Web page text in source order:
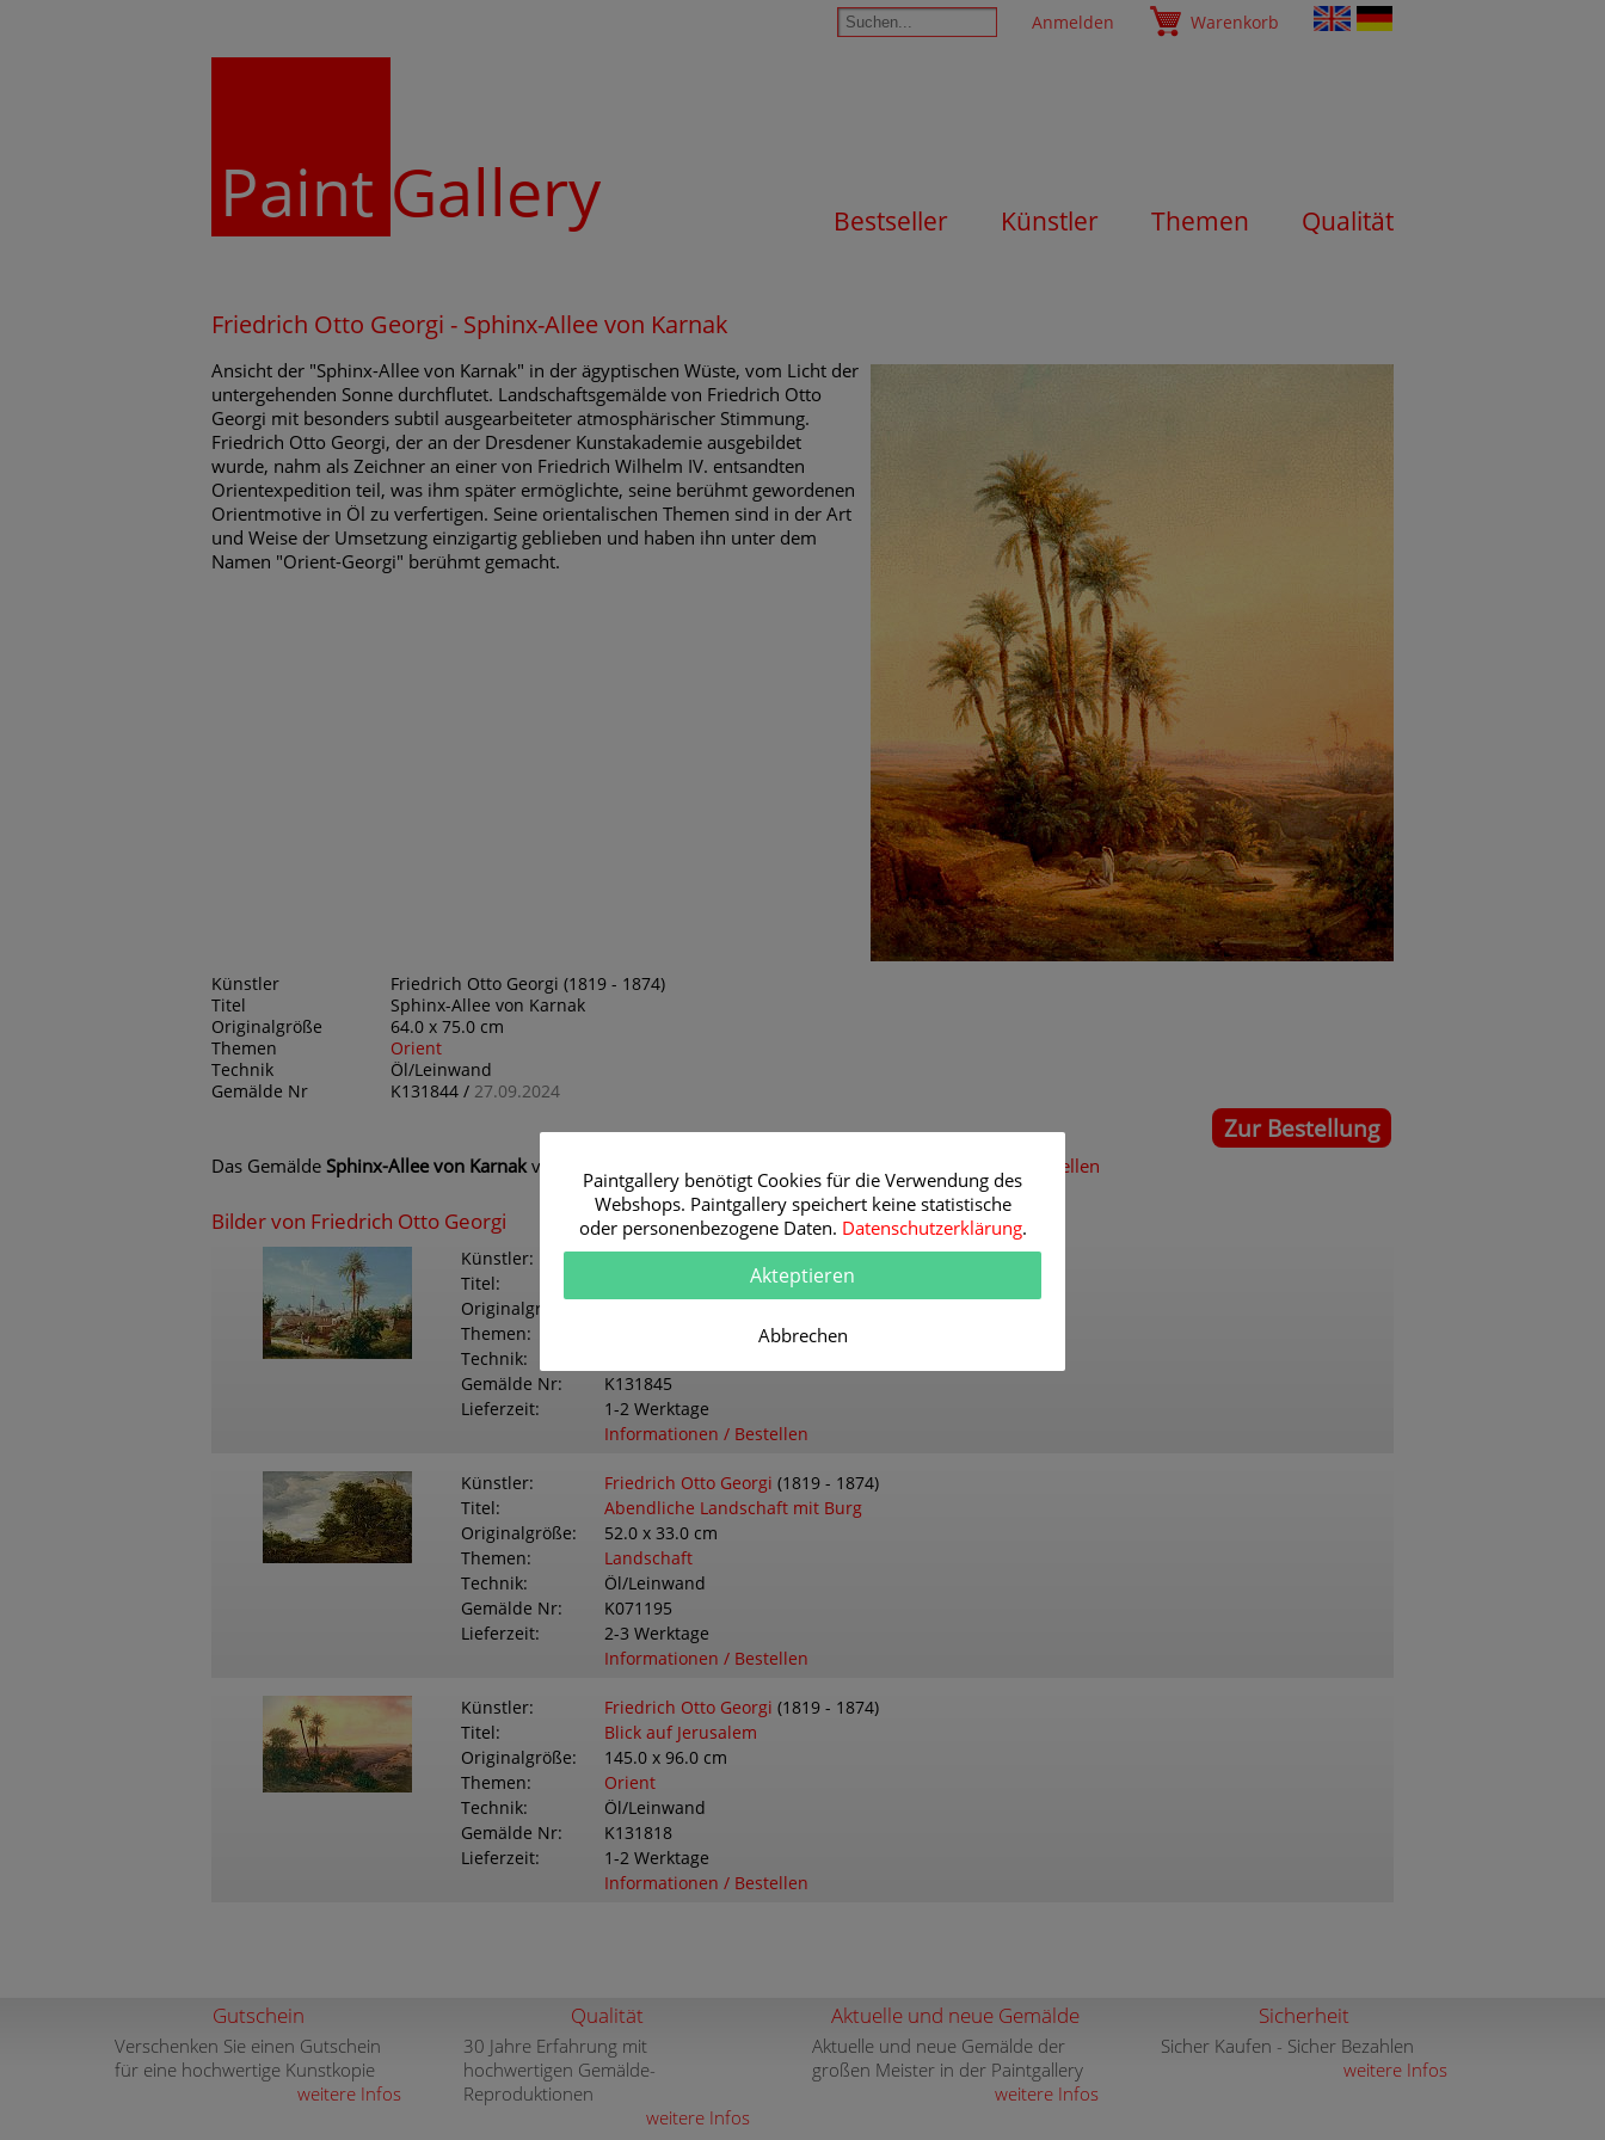
Anmelden Warenkorb
Paint Gallery Bestseller Künstler Themen Qualität
Friedrich Otto Georgi - Sphinx-Allee von Karnak
Ansicht der "Sphinx-Allee von Karnak" in der ägyptischen Wüste, vom Licht der
untergehenden Sonne durchflutet. Landschaftsgemälde von Friedrich Otto
Georgi mit besonders subtil ausgearbeiteter atmosphärischer Stimmung.
Friedrich Otto Georgi, der an der Dresdener Kunstakademie ausgebildet
wurde, nahm als Zeichner an einer von Friedrich Wilhelm IV. entsandten
Orientexpedition teil, was ihm später ermöglichte, seine berühmt gewordenen
Orientmotive in Öl zu verfertigen. Seine orientalischen Themen sind in der Art
und Weise der Umsetzung einzigartig geblieben und haben ihn unter dem
Namen "Orient-Georgi" berühmt gemacht.
Künstler
Friedrich Otto Georgi (1819 - 1874)
Titel
Sphinx-Allee von Karnak
Originalgröße
64.0 x 75.0 cm
Themen
Orient
Technik
Öl/Leinwand
Gemälde Nr
K131844 / 27.09.2024
Zur Bestellung
Das Gemälde Sphinx-Allee von Karnakvon Friedrich Otto Georgi als hochwertigen Kunstdruck hier bestellen
Bilder von Friedrich Otto Georgi
Künstler Friedrich Otto Georgi(1819 - 1874)
Titel
Blick auf Jerusalem
Originalgröße
Themen
Technik
Gemälde Nr
K131845
Lieferzeit
1-2 Werktage
Informationen / Bestellen
Künstler Friedrich Otto Georgi (1819 - 1874)
Titel
Abendliche Landschaft mit Burg
Originalgröße
52.0 x 33.0 cm
Themen
Landschaft
Technik
Öl/Leinwand
Gemälde Nr
K071195
Lieferzeit
2-3 Werktage
Informationen / Bestellen
Künstler Friedrich Otto Georgi (1819 - 1874)
Titel
Blick auf Jerusalem
Originalgröße
145.0 x 96.0 cm
Themen
Orient
Technik
Öl/Leinwand
Gemälde Nr
K131818
Lieferzeit
1-2 Werktage
Informationen / Bestellen
Gutschein
Verschenken Sie einen Gutschein
für eine hochwertige Kunstkopie
weitere Infos
Qualität
30 Jahre Erfahrung mit
hochwertigen Gemälde-
Reproduktionen
weitere Infos
Aktuelle und neue Gemälde
Aktuelle und neue Gemälde der
großen Meister in der Paintgallery
weitere Infos
Sicherheit
Sicher Kaufen - Sicher Bezahlen
weitere Infos
Paintgallery benötigt Cookies für die Verwendung des
Webshops. Paintgallery speichert keine statistische
oder personenbezogene Daten. Datenschutzerklärung.
Akteptieren
Abbrechen